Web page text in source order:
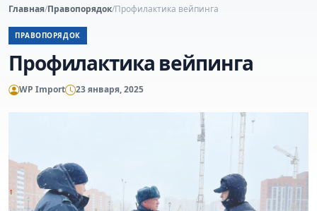
Главная/Правопорядок/Профилактика вейпинга
ПРАВОПОРЯДОК
Профилактика вейпинга
WP Import 23 января, 2025